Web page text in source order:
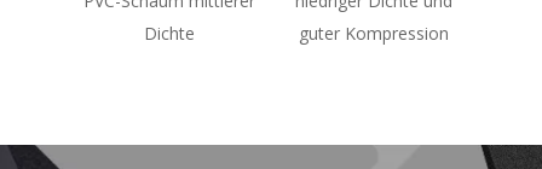
guter Kompression